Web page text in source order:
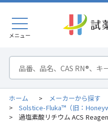
メニュー
ホーム > メーカーから探す
> Solstice-Fluka™（旧：
> 過塩素酸リチウム ACS